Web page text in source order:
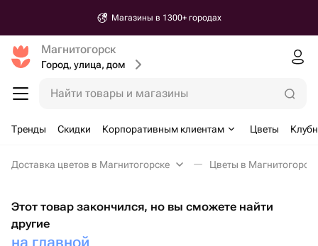
Магазины в 1300+ городах
Магнитогорск
Город, улица, дом
Найти товары и магазины
Тренды Скидки Корпоративным клиентам Цветы
Доставка цветов в Магнитогорске Цветы в Магнитогорске
Этот товар закончился, но вы сможете найти
другие
на главной